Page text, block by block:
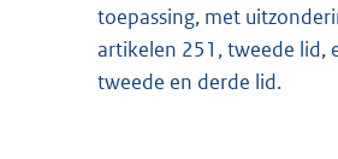
toepassing, met
artikelen 251, tweede lid,
tweede en derde lid.